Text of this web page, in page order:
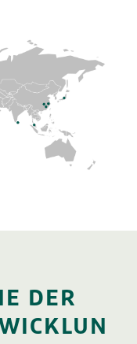
DER